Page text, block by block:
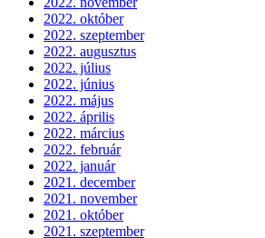
2022. október
2022. szeptember
2022. augusztus
2022. július
2022. június
2022. május
2022. április
2022. március
2022. február
2022. január
2021. december
2021. november
2021. október
2021. szeptember